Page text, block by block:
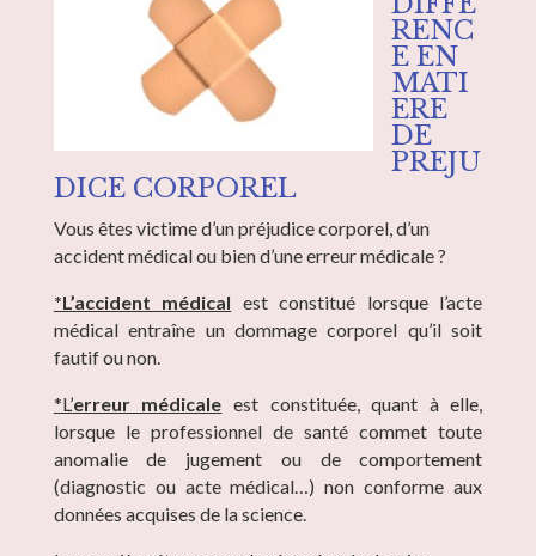
RENC
E EN
MATI
ERE
DE
PREJU
DICE CORPOREL
Vous êtes victime d’un préjudice corporel, d’un
accident médical ou bien d’une erreur médicale ?
*L’accident médical est constitué lorsque l’acte
médical entraîne un dommage corporel qu’il soit
fautif ou non.
*L’erreur médicale est constituée, quant à elle,
lorsque le professionnel de santé commet toute
anomalie de jugement ou de comportement
(diagnostic ou acte médical…) non conforme aux
données acquises de la science.